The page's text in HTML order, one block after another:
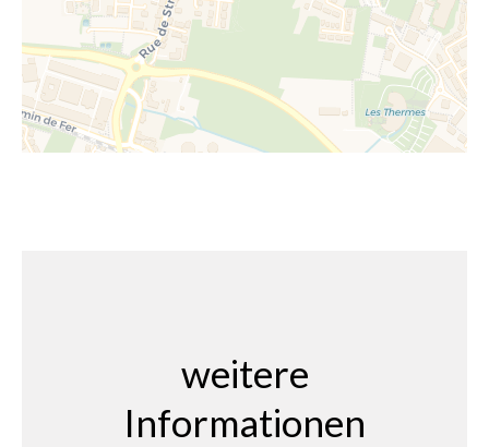
weitere
Informationen